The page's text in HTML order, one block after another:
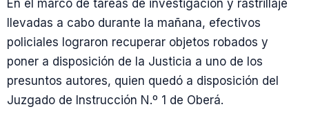
En el marco de tareas de investigación y rastrillaje
llevadas a cabo durante la mañana, efectivos
policiales lograron recuperar objetos robados y
poner a disposición de la Justicia a uno de los
presuntos autores, quien quedó a disposición del
Juzgado de Instrucción N.º 1 de Oberá.